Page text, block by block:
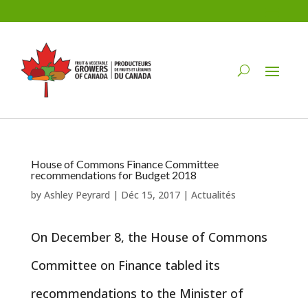
House of Commons Finance Committee
recommendations for Budget 2018
by Ashley Peyrard | Déc 15, 2017| Actualités
On December 8, the House of Commons
Committee on Finance tabled its
recommendations to the Minister of